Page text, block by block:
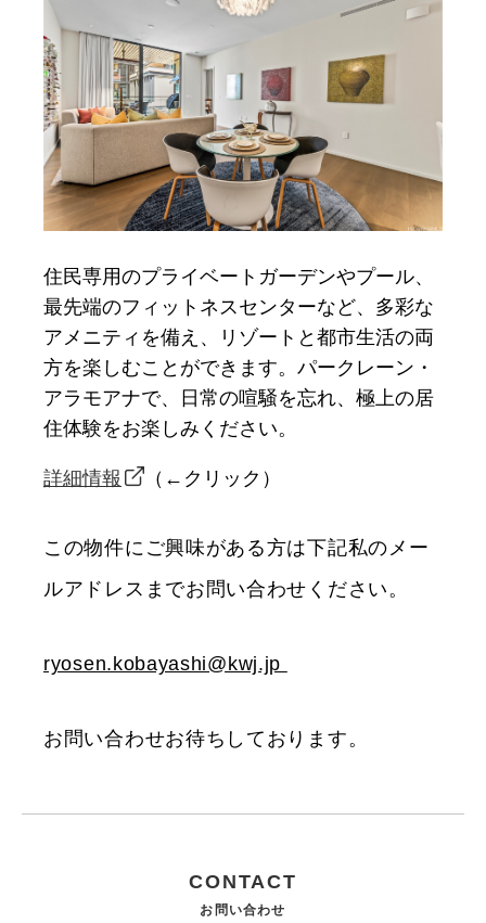
住民専用のプライベートガーデンやプール、
最先端のフィットネスセンターなど、多彩な
アメニティを備え、リゾートと都市生活の両
方を楽しむことができます。パークレーン・
アラモアナで、日常の喧騒を忘れ、極上の居
住体験をお楽しみください。
詳細情報 （←クリック）
この物件にご興味がある方は下記私のメー
ルアドレスまでお問い合わせください。
ryosen.kobayashi@kwj.jp
お問い合わせお待ちしております。
CONTACT
お問い合わせ